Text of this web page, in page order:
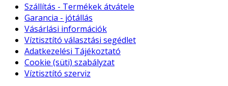
Szállítás - Termékek átvátele
Garancia - jótállás
Vásárlási információk
Víztisztító választási segédlet
Adatkezelési Tájékoztató
Cookie (süti) szabályzat
Víztisztító szerviz